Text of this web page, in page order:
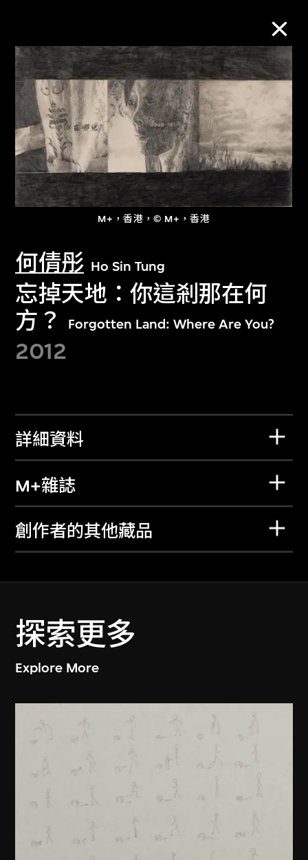
M+，香港，© M+，香港
何倩彤 Ho Sin Tung
忘掉天地：你這剎那在何
方？
Forgotten Land: Where Are You?
2012
詳細資料
M+雜誌
創作者的其他藏品
探索更多
Explore More
M+藏品
進一步篩選 搜索
關於M+藏品
探索世界頂級的二十及二十一世紀視覺
文化藏品。